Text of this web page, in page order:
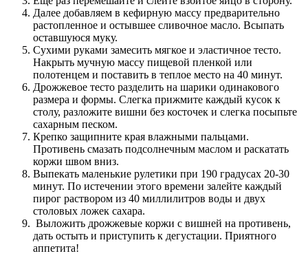
Далее добавляем в кефирную массу предварительно
растопленное и остывшее сливочное масло. Всыпать
оставшуюся муку.
Сухими руками замесить мягкое и эластичное тесто.
Накрыть мучную массу пищевой пленкой или
полотенцем и поставить в теплое место на 40 минут.
Дрожжевое тесто разделить на шарики одинакового
размера и формы. Слегка прижмите каждый кусок к
столу, разложите вишни без косточек и слегка посыпьте
сахарным песком.
Крепко защипните края влажными пальцами.
Противень смазать подсолнечным маслом и раскатать
коржи швом вниз.
Выпекать маленькие рулетики при 190 градусах 20-30
минут. По истечении этого времени залейте каждый
пирог раствором из 40 миллилитров воды и двух
столовых ложек сахара.
Выложить дрожжевые коржи с вишней на противень,
дать остыть и приступить к дегустации. Приятного
аппетита!